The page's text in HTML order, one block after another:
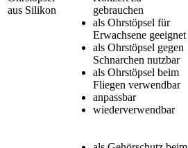
aus Silikon
gebrauchen
als Ohrstöpsel für
Erwachsene geeignet
als Ohrstöpsel gegen
Schnarchen nutzbar
als Ohrstöpsel beim
Fliegen verwendbar
anpassbar
wiederverwendbar